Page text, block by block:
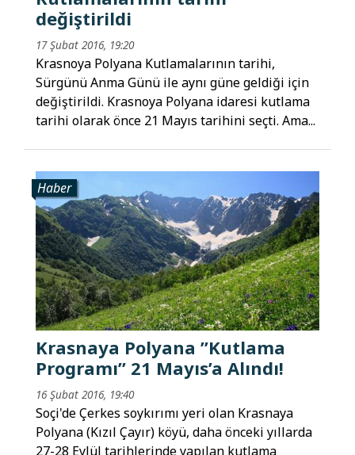
değiştirildi
17 Şubat 2016, 19:20
Krasnoya Polyana Kutlamalarının tarihi,
Sürgünü Anma Günü ile aynı güne geldiği için
değiştirildi. Krasnoya Polyana idaresi kutlama
tarihi olarak önce 21 Mayıs tarihini seçti. Ama...
Haber
Krasnaya Polyana ”Kutlama
Programı” 21 Mayıs’a Alındı!
16 Şubat 2016, 19:40
Soçi'de Çerkes soykırımı yeri olan Krasnaya
Polyana (Kızıl Çayır) köyü, daha önceki yıllarda
27-28 Eylül tarihlerinde yapılan kutlama